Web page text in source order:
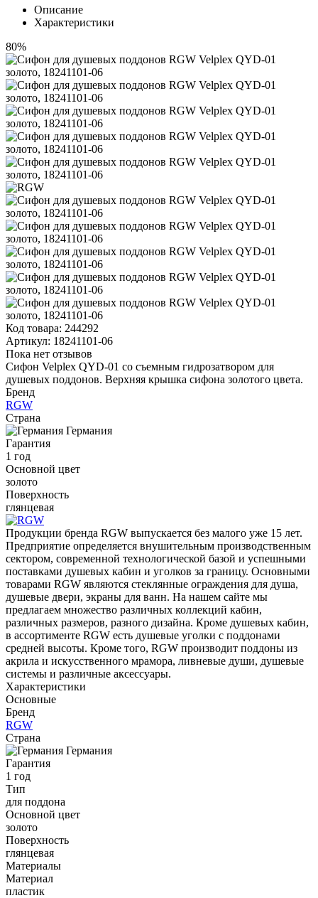
Описание
Характеристики
80%
Код товара: 244292
Артикул: 18241101-06
Пока нет отзывов
Сифон Velplex QYD-01 со съемным гидрозатвором для
душевых поддонов. Верхняя крышка сифона золотого цвета.
Бренд
RGW
Страна
Германия
Гарантия
1 год
Основной цвет
золото
Поверхность
глянцевая
Продукции бренда RGW выпускается без малого уже 15 лет.
Предприятие определяется внушительным производственным
сектором, современной технологической базой и успешными
поставками душевых кабин и уголков за границу. Основными
товарами RGW являются стеклянные ограждения для душа,
душевые двери, экраны для ванн. На нашем сайте мы
предлагаем множество различных коллекций кабин,
различных размеров, разного дизайна. Кроме душевых кабин,
в ассортименте RGW есть душевые уголки с поддонами
средней высоты. Кроме того, RGW производит поддоны из
акрила и искусственного мрамора, ливневые души, душевые
системы и различные аксессуары.
Характеристики
Основные
Бренд
RGW
Страна
Германия
Гарантия
1 год
Тип
для поддона
Основной цвет
золото
Поверхность
глянцевая
Материалы
Материал
пластик